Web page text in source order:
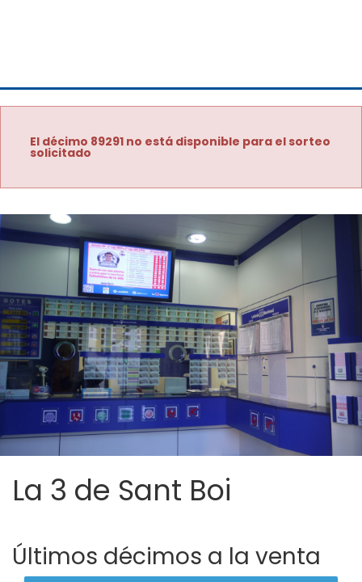
El décimo 89291 no está disponible para el sorteo
solicitado
La 3 de Sant Boi
Últimos décimos a la venta